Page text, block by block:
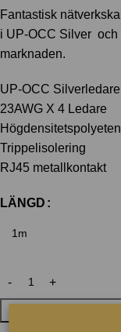
Fantastisk
i UP-OCC Silver och
marknaden.
UP-OCC Silverledare
23AWG X 4 Ledare
Högdensitetspolyeten
Trippelisolering
RJ45 metallkontakt
LÄNGD